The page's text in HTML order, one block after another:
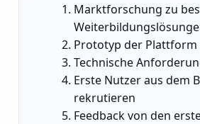
Marktforschung zu
Prototyp der Plattform
Technische
Erste Nutzer aus dem
rekrutieren
Feedback von den